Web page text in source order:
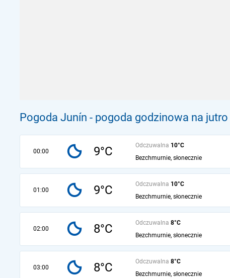
Pogoda Junín - pogoda godzinowa na jutro
00:00 9°C Odczuwalna 10°C
Bezchmurnie, słonecznie
01:00 9°C Odczuwalna 10°C
Bezchmurnie, słonecznie
02:00 8°C Odczuwalna 8°C
Bezchmurnie, słonecznie
03:00 8°C Odczuwalna 8°C
Bezchmurnie, słonecznie